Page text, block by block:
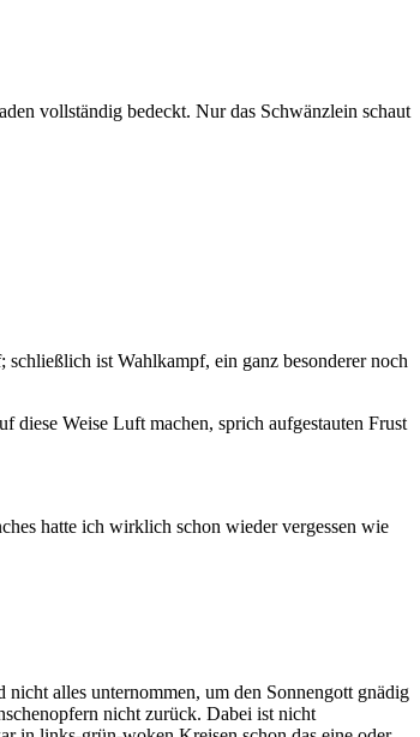
vollständig bedeckt. Nur das Schwänzlein schaut
ist Wahlkampf, ein ganz besonderer noch
diese Weise Luft machen, sprich aufgestauten Frust
hatte ich wirklich schon wieder vergessen wie
alles unternommen, um den Sonnengott gnädig
nicht zurück. Dabei ist nicht